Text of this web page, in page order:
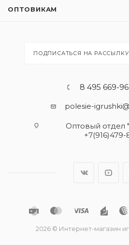
ОПТОВИКАМ
ПОДПИСАТЬСЯ НА РАССЫЛКУ
8 495 669-
polesie-
Оптовый отдел
+7(916)479-
2026 © Интернет-магазин